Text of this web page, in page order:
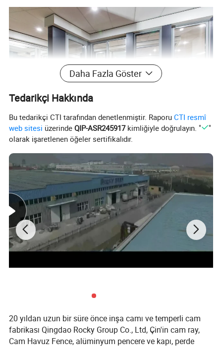
Daha Fazla Göster
Tedarikçi Hakkında
Bu tedarikçi CTI tarafından denetlenmiştir. RaporuCTI resmî
web sitesi üzerindeQIP-ASR245917kimliğiyle doğrulayın. "
"
olarak işaretlenen öğeler sertifikalıdır.
20 yıldan uzun bir süre önce inşa camı ve temperli cam
fabrikası Qingdao Rocky Group Co., Ltd, Çin'in cam ray,
Cam Havuz Fence, alüminyum pencere ve kapı, perde